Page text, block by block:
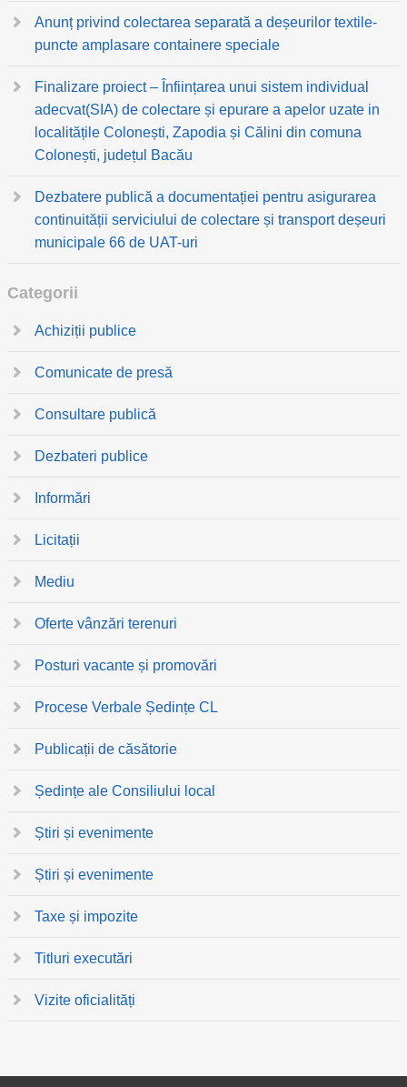
Anunț privind colectarea separată a deșeurilor textile-
puncte amplasare containere speciale
Finalizare proiect – Înființarea unui sistem individual
adecvat(SIA) de colectare și epurare a apelor uzate in
localitățile Colonești, Zapodia și Călini din comuna
Colonești, județul Bacău
Dezbatere publică a documentației pentru asigurarea
continuității serviciului de colectare și transport deșeuri
municipale 66 de UAT-uri
Categorii
Achiziții publice
Comunicate de presă
Consultare publică
Dezbateri publice
Informări
Licitații
Mediu
Oferte vânzări terenuri
Posturi vacante și promovări
Procese Verbale Ședințe CL
Publicații de căsătorie
Ședințe ale Consiliului local
Știri și evenimente
Știri și evenimente
Taxe și impozite
Titluri executări
Vizite oficialități